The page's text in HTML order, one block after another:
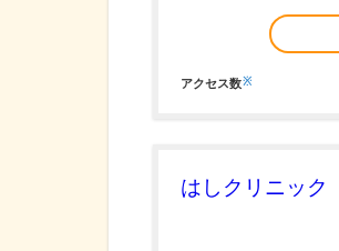
アクセス数※
はしクリニック